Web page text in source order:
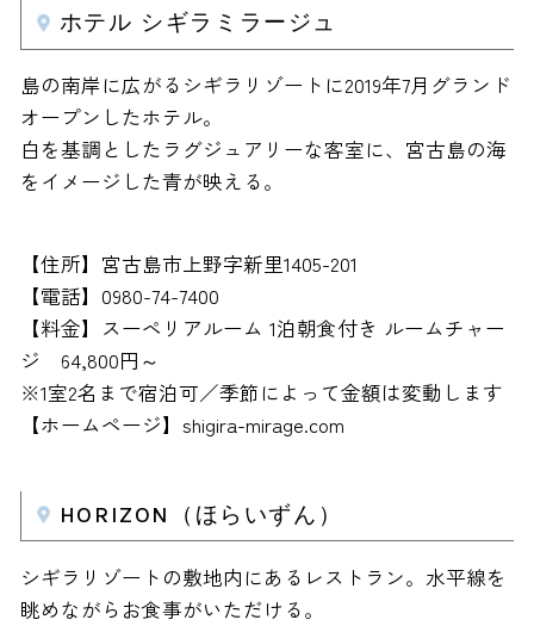
ホテル シギラミラージュ
島の南岸に広がるシギラリゾートに2019年7月グランド
オープンしたホテル。
白を基調としたラグジュアリーな客室に、宮古島の海
をイメージした青が映える。
【住所】宮古島市上野字新里1405-201
【電話】0980-74-7400
【料金】スーペリアルーム 1泊朝食付き ルームチャー
ジ 64,800円～
※1室2名まで宿泊可／季節によって金額は変動します
【ホームページ】shigira-mirage.com
HORIZON（ほらいずん）
シギラリゾートの敷地内にあるレストラン。水平線を
眺めながらお食事がいただける。